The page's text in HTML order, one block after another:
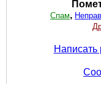
Спам,
Написать